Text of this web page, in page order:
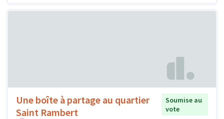
Une boîte à partage au quartier
Saint Rambert
Soumise au
vote